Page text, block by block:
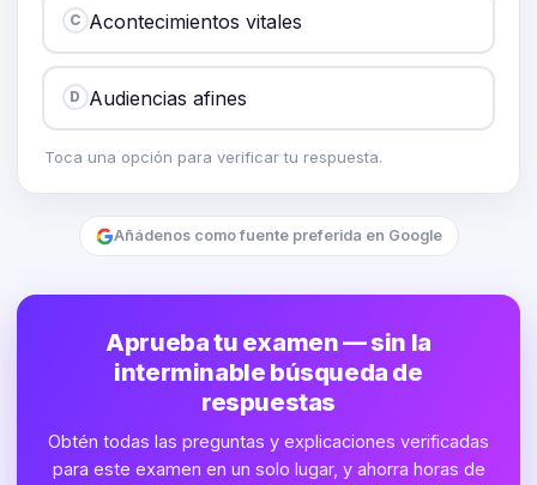
C Acontecimientos vitales
D Audiencias afines
Toca una opción para verificar tu respuesta.
Añádenos como fuente preferida en Google
Aprueba tu examen — sin la
interminable búsqueda de
respuestas
Obtén todas las preguntas y explicaciones verificadas
para este examen en un solo lugar, y ahorra horas de